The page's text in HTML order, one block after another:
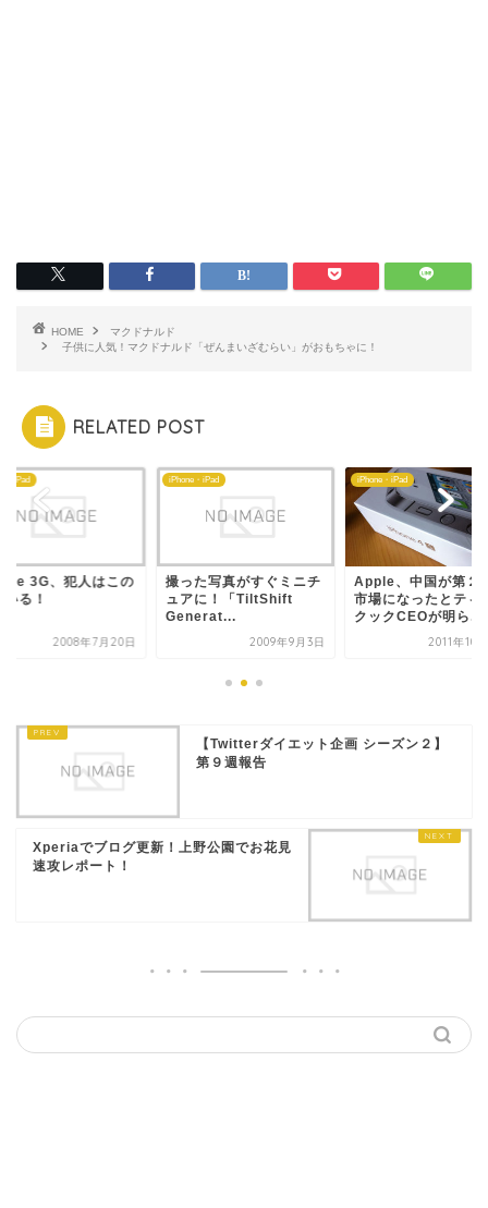
HOME
マクドナルド
子供に人気！マクドナルド「ぜんまいざむらい」がおもちゃに！
RELATED POST
・iPad
3G、犯人はこの
る！
2008年7月20日
iPhone・iPad
撮った写真がすぐミニチ
ュアに！「TiltShift
Generat...
2009年9月3日
iPhone・iPad
Apple、中国が第２
市場になったとティ
クックCEOが明ら...
2011年10
【Twitterダイエット企画 シーズン２】
第９週報告
Xperiaでブログ更新！上野公園でお花見
速攻レポート！